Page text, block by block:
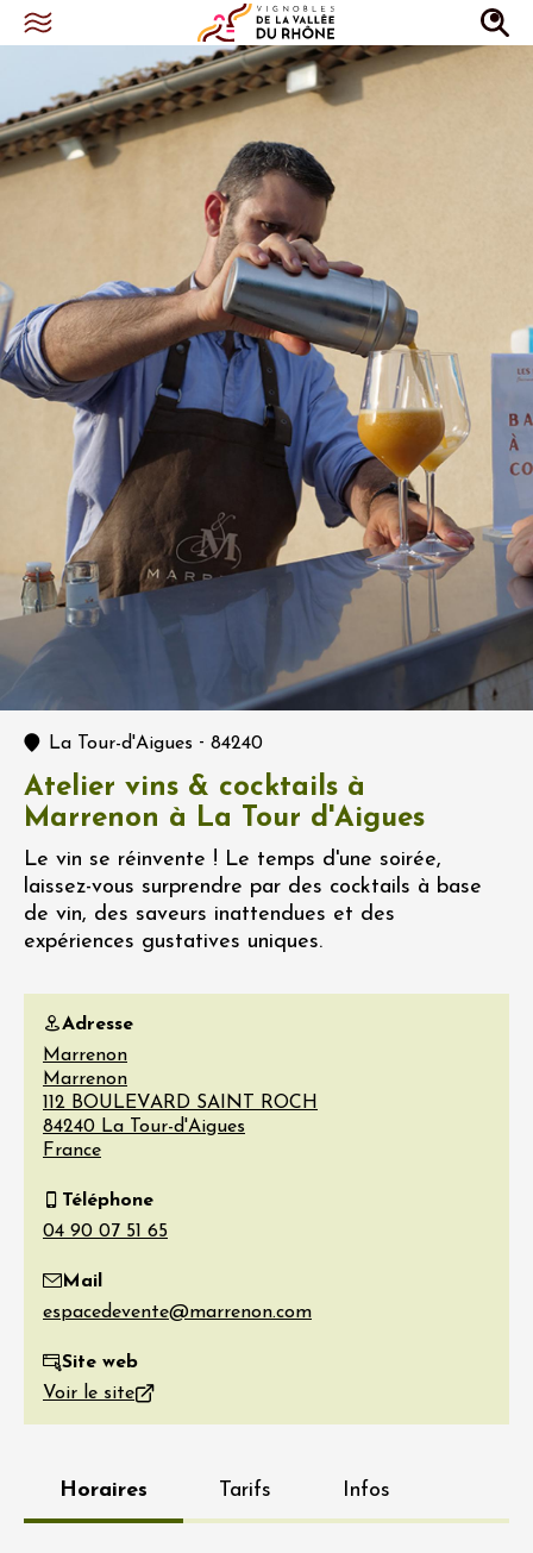
La Tour-d'Aigues - 84240
Atelier vins & cocktails à
Marrenon à La Tour d'Aigues
Le vin se réinvente ! Le temps d'une soirée,
laissez-vous surprendre par des cocktails à base
de vin, des saveurs inattendues et des
expériences gustatives uniques.
Adresse
Marrenon
Marrenon
112 BOULEVARD SAINT ROCH
84240 La Tour-d'Aigues
France
Téléphone
Mail
Site web
Voir le site
Horaires Tarifs Infos